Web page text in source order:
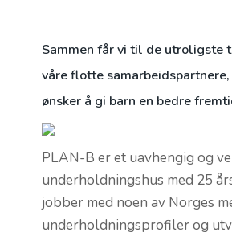
STØTT BARNA
Sammen får vi til de utroligste
våre flotte
ønsker å gi barn en bedre
PLAN-B er et uavhengig og
underholdningshus med 25
jobber med noen av Norges
underholdningsprofiler og